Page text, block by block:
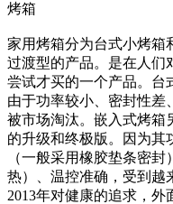
烤箱
家用烤箱分为台式小烤箱
过渡型的产品。是在人们
尝试才买的一个产品。台
由于功率较小、密封性差
被市场淘汰。嵌入式烤箱
的升级和终极版。因为其
（一般采用橡胶垫条密
热）、温控准确，受到越
2013年对健康的追求，外